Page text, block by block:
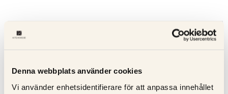
Denna webbplats använder cookies
Vi använder enhetsidentifierare för att anpassa innehållet
Specifikation
Recensioner